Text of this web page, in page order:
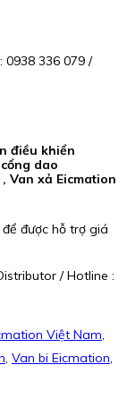
0938 336 079 /
điều khiển
dao
Van xả Eicmation
được hỗ trợ giá
/ Hotline :
Việt Nam,
, Van bi Eicmation,